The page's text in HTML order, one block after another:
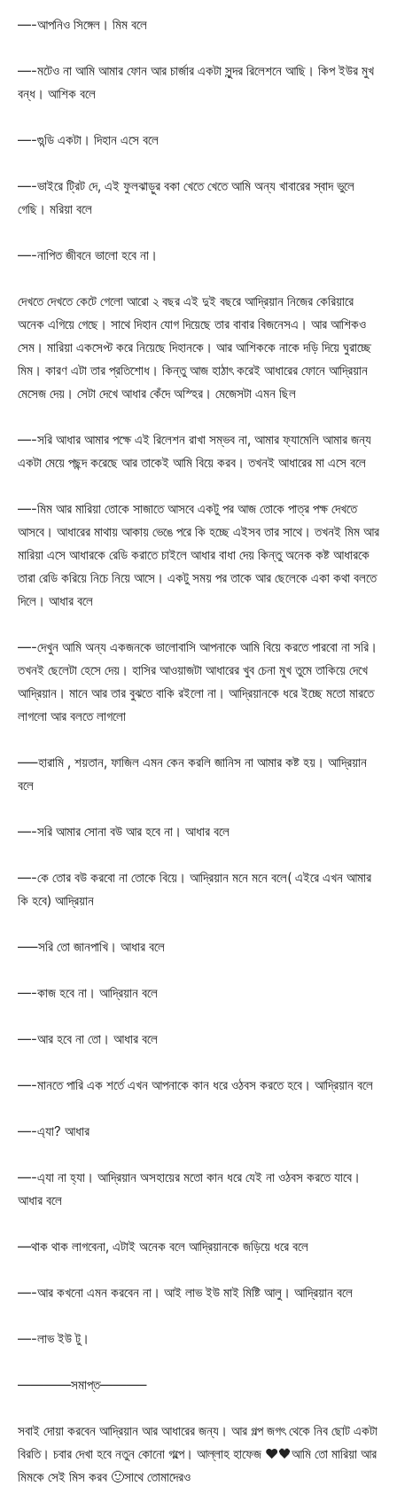
—-আপনিও সিঙ্গেল। মিম বলে
—-মটেও না আমি আমার ফোন আর চার্জার একটা সুন্দর রিলেশনে আছি। কিপ ইউর মুখ
বন্ধ। আশিক বলে
—-গুন্ডি একটা। দিহান এসে বলে
—-ভাইরে ট্রিট দে, এই ফুলঝাড়ুর বকা খেতে খেতে আমি অন্য খাবারের স্বাদ ভুলে
গেছি। মরিয়া বলে
—-নাপিত জীবনে ভালো হবে না।
দেখতে দেখতে কেটে গেলো আরো ২ বছর এই দুই বছরে আদ্রিয়ান নিজের কেরিয়ারে
অনেক এগিয়ে গেছে। সাথে দিহান যোগ দিয়েছে তার বাবার বিজনেসএ। আর আশিকও
সেম। মারিয়া একসেপ্ট করে নিয়েছে দিহানকে। আর আশিককে নাকে দড়ি দিয়ে ঘুরাচ্ছে
মিম। কারণ এটা তার প্রতিশোধ। কিন্তু আজ হাঠাৎ করেই আধারের ফোনে আদ্রিয়ান
মেসেজ দেয়। সেটা দেখে আধার কেঁদে অস্হির। মেজেসটা এমন ছিল
—-সরি আধার আমার পক্ষে এই রিলেশন রাখা সম্ভব না, আমার ফ্যামেলি আমার জন্য
একটা মেয়ে পছন্দ করেছে আর তাকেই আমি বিয়ে করব। তখনই আধারের মা এসে বলে
—-মিম আর মারিয়া তোকে সাজাতে আসবে একটু পর আজ তোকে পাত্র পক্ষ দেখতে
আসবে। আধারের মাথায় আকায় ভেঙে পরে কি হচ্ছে এইসব তার সাথে। তখনই মিম আর
মারিয়া এসে আধারকে রেডি করাতে চাইলে আধার বাধা দেয় কিন্তু অনেক কষ্ট আধারকে
তারা রেডি করিয়ে নিচে নিয়ে আসে। একটু সময় পর তাকে আর ছেলেকে একা কথা বলতে
দিলে। আধার বলে
—-দেখুন আমি অন্য একজনকে ভালোবাসি আপনাকে আমি বিয়ে করতে পারবো না সরি।
তখনই ছেলেটা হেসে দেয়। হাসির আওয়াজটা আধারের খুব চেনা মুখ তুমে তাকিয়ে দেখে
আদ্রিয়ান। মানে আর তার বুঝতে বাকি রইলো না। আদ্রিয়ানকে ধরে ইচ্ছে মতো মারতে
লাগলো আর বলতে লাগলো
—–হারামি , শয়তান, ফাজিল এমন কেন করলি জানিস না আমার কষ্ট হয়। আদ্রিয়ান
বলে
—-সরি আমার সোনা বউ আর হবে না। আধার বলে
—-কে তোর বউ করবো না তোকে বিয়ে। আদ্রিয়ান মনে মনে বলে( এইরে এখন আমার
কি হবে) আদ্রিয়ান
—–সরি তো জানপাখি। আধার বলে
—-কাজ হবে না। আদ্রিয়ান বলে
—-আর হবে না তো। আধার বলে
—-মানতে পারি এক শর্তে এখন আপনাকে কান ধরে ওঠবস করতে হবে। আদ্রিয়ান বলে
—-এ্যা? আধার
—-এ্যা না হ্যা। আদ্রিয়ান অসহায়ের মতো কান ধরে যেই না ওঠবস করতে যাবে।
আধার বলে
—থাক থাক লাগবেনা, এটাই অনেক বলে আদ্রিয়ানকে জড়িয়ে ধরে বলে
—-আর কখনো এমন করবেন না। আই লাভ ইউ মাই মিষ্টি আলু। আদ্রিয়ান বলে
—-লাভ ইউ টু।
————সমাপ্ত———–
সবাই দোয়া করবেন আদ্রিয়ান আর আধারের জন্য। আর গল্প জগৎ থেকে নিব ছোট একটা
বিরতি। চবার দেখা হবে নতুন কোনো গল্পে। আল্লাহ হাফেজ ❤️🖤আমি তো মারিয়া আর
মিমকে সেই মিস করব 🙂সাথে তোমাদেরও